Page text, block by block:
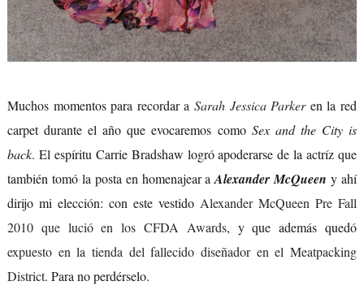
Muchos momentos para recordar a Sarah Jessica Parkeren la red
carpet durante el año que evocaremos como Sex and the City is
back. El espíritu Carrie Bradshaw logró apoderarse de la actríz que
también tomó la posta en homenajear aAlexander McQueen y ahí
dirijo mi elección: con este vestido Alexander McQueen Pre Fall
2010 que lució en los CFDA Awards, y que además quedó
expuesto en la tienda del fallecido diseñador en el Meatpacking
District. Para no perdérselo.